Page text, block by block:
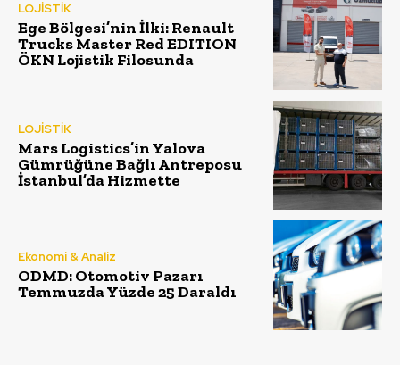
LOJİSTİK
Ege Bölgesi’nin İlki: Renault
Trucks Master Red EDITION
ÖKN Lojistik Filosunda
LOJİSTİK
Mars Logistics’in Yalova
Gümrüğüne Bağlı Antreposu
İstanbul’da Hizmette
Ekonomi & Analiz
ODMD: Otomotiv Pazarı
Temmuzda Yüzde 25 Daraldı